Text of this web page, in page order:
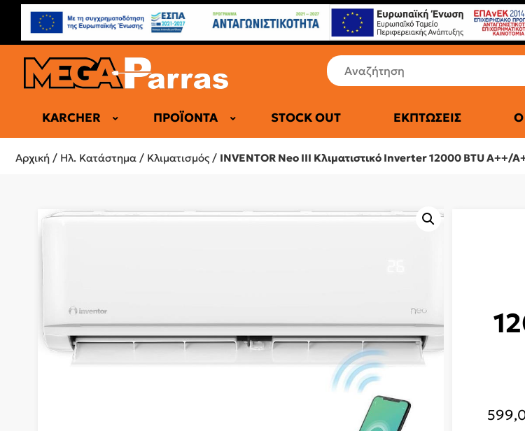
KARCHER ΠΡΟΪΌΝΤΑ
ΕΠΑΓΓΕΛΜΑΤΙΚΆ ΨΥΓΕΊΑ
STOCK OUT ΕΚΠΤΏΣΕΙΣ Ο
Αρχική / Ηλ. Κατάστημα / Κλιματισμός / INVENTOR Neo III Κλιματιστικό Inverter 12000 BTU A++/